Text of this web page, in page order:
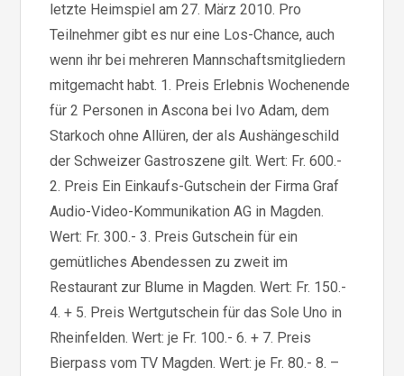
letzte Heimspiel am 27. März 2010. Pro
Teilnehmer gibt es nur eine Los-Chance, auch
wenn ihr bei mehreren Mannschaftsmitgliedern
mitgemacht habt. 1. Preis Erlebnis Wochenende
für 2 Personen in Ascona bei Ivo Adam, dem
Starkoch ohne Allüren, der als Aushängeschild
der Schweizer Gastroszene gilt. Wert: Fr. 600.-
2. Preis Ein Einkaufs-Gutschein der Firma Graf
Audio-Video-Kommunikation AG in Magden.
Wert: Fr. 300.- 3. Preis Gutschein für ein
gemütliches Abendessen zu zweit im
Restaurant zur Blume in Magden. Wert: Fr. 150.-
4. + 5. Preis Wertgutschein für das Sole Uno in
Rheinfelden. Wert: je Fr. 100.- 6. + 7. Preis
Bierpass vom TV Magden. Wert: je Fr. 80.- 8. –